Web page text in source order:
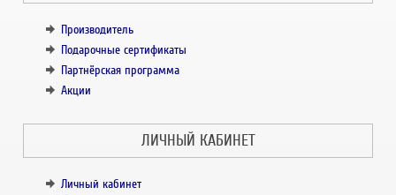
Производитель
Подарочные сертификаты
Партнёрская программа
Акции
ЛИЧНЫЙ КАБИНЕТ
Личный кабинет